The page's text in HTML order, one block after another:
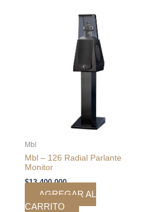
Mbl
Mbl – 126 Radial Parlante
Monitor
$13.400.000
AGREGAR AL
CARRITO